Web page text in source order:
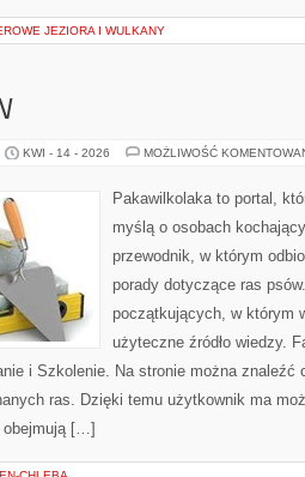
JEZIORA I WULKANY
KWI - 14 - 2026 MOŻLIWOŚĆ
Pakawilkolaka to portal,
myślą o osobach
przewodnik, w którym
porady dotyczące ras
początkujących, w którym
użyteczne źródło wiedzy.
i Szkolenie. Na stronie można znaleźć
ras. Dzięki temu użytkownik ma
obejmują […]